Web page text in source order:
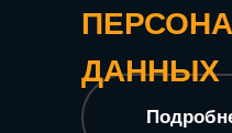
ДАННЫХ